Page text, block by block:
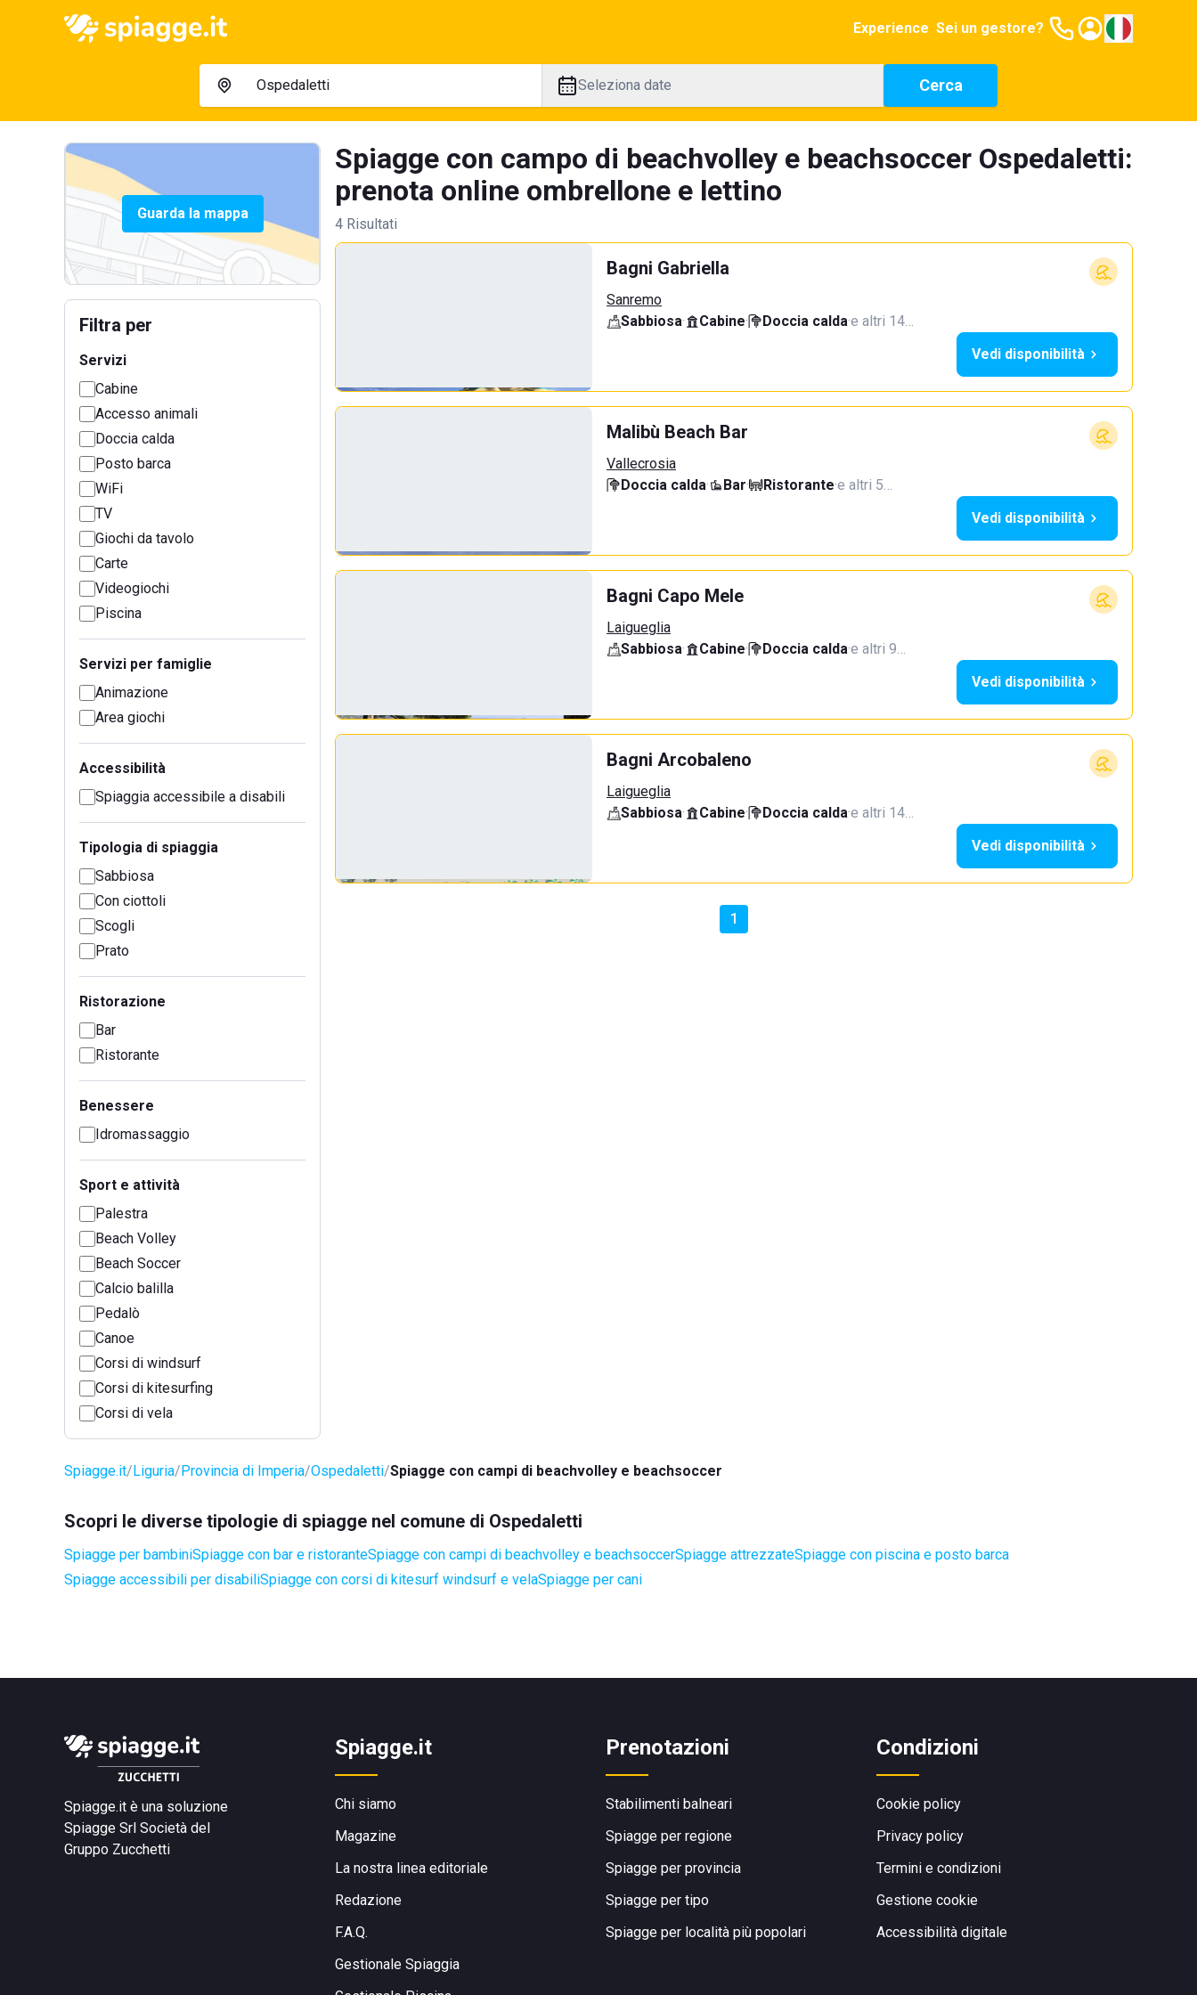
Experience Sei un gestore?
Seleziona date Cerca
Guarda la mappa
Filtra per
Servizi
Cabine
Accesso animali
Doccia calda
Posto barca
WiFi
TV
Giochi da tavolo
Carte
Videogiochi
Piscina
Servizi per famiglie
Animazione
Area giochi
Accessibilità
Spiaggia accessibile a disabili
Tipologia di spiaggia
Sabbiosa
Con ciottoli
Scogli
Prato
Ristorazione
Bar
Ristorante
Benessere
Idromassaggio
Sport e attività
Palestra
Beach Volley
Beach Soccer
Calcio balilla
Pedalò
Canoe
Corsi di windsurf
Corsi di kitesurfing
Corsi di vela
Spiagge con campo di beachvolley e beachsoccer Ospedaletti:
prenota online ombrellone e lettino
4 Risultati
Bagni Gabriella
Sanremo
Sabbiosa· Cabine· Doccia calda·e altri 14…
Vedi disponibilità
Malibù Beach Bar
Vallecrosia
Doccia calda· Bar· Ristorante·e altri 5…
Vedi disponibilità
Bagni Capo Mele
Laigueglia
Sabbiosa· Cabine· Doccia calda·e altri 9…
Vedi disponibilità
Bagni Arcobaleno
Laigueglia
Sabbiosa· Cabine· Doccia calda·e altri 14…
Vedi disponibilità
1
Spiagge.it Liguria Provincia di Imperia Ospedaletti Spiagge con campi di beachvolley e beachsoccer
Scopri le diverse tipologie di spiagge nel comune di Ospedaletti
Spiagge per bambiniSpiagge con bar e ristoranteSpiagge con campi di beachvolley e beachsoccerSpiagge attrezzateSpiagge con piscina e posto barca
Spiagge accessibili per disabiliSpiagge con corsi di kitesurf windsurf e velaSpiagge per cani
Spiagge.it è una soluzione
Spiagge Srl Società del
Gruppo Zucchetti
Spiagge.it
Chi siamo
Magazine
La nostra linea editoriale
Redazione
F.A.Q.
Gestionale Spiaggia
Prenotazioni
Stabilimenti balneari
Spiagge per regione
Spiagge per provincia
Spiagge per tipo
Spiagge per località più popolari
Condizioni
Cookie policy
Privacy policy
Termini e condizioni
Gestione cookie
Accessibilità digitale